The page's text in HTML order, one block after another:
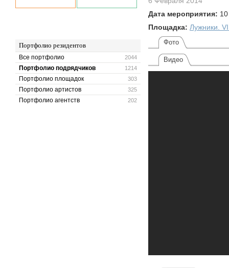
Портфолио резидентов
2044
Все портфолио
1214
Портфолио подрядчиков
303
Портфолио площадок
325
Портфолио артистов
202
Портфолио агентств
Дата мероприятия:
Площадка: Лужники.
Фото
Видео